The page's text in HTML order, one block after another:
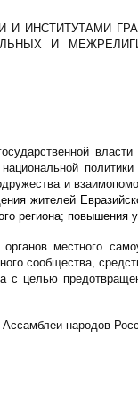
ИНСТИТУТАМИ
И
и
жителей
региона; повышения
местного
сообщества,
с целью
народов